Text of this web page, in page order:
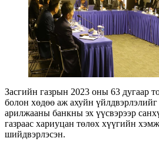
Засгийн газрын 2023 оны 63 дугаар
болон хөдөө аж ахуйн
арилжааны банкны эх үүсвэрээр
газраас хариуцан төлөх хүүгийн
шийдвэрлэсэн.